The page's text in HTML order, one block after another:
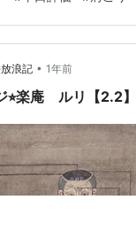
ディ😁 今回も足と鎖骨
長辛口評価】 ※マッ
コスパ ★★★★☆
った後の楽さ
っと違う！」 と触られ
浪記 • 1年前
⭐︎楽庵 ルリ【2.2】